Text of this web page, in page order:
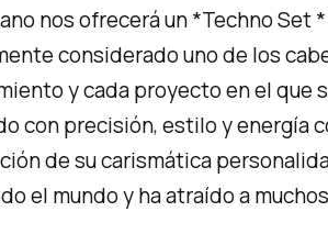
nos ofrecerá un *Techno Set
considerado uno de los
y cada proyecto en el que
con precisión, estilo y energía
de su carismática
el mundo y ha atraído a